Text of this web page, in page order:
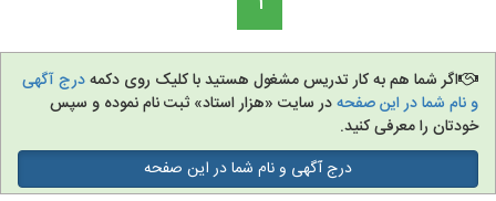
اگر شما هم به کار تدریس مشغول هستید با کلیک روی دکمهدرج آگهی
و نام شما در این صفحهدر سایت «هزار استاد» ثبت نام نموده و سپس
خودتان را معرفی کنید.
درج آگهی و نام شما در این صفحه